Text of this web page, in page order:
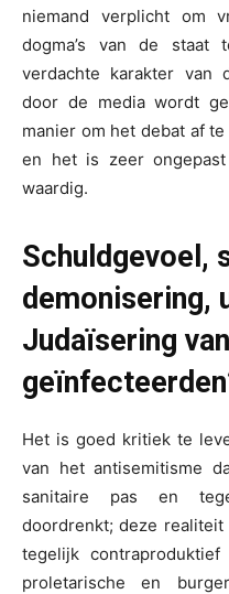
niemand verplicht om
dogma’s van de staat
verdachte karakter van
door de media wordt
manier om het debat af
en het is zeer
waardig.
Schuldgevoel,
demonisering,
Judaïsering
Het is goed kritiek te
van het antisemitisme
sanitaire pas en
doordrenkt; deze
tegelijk
proletarische en